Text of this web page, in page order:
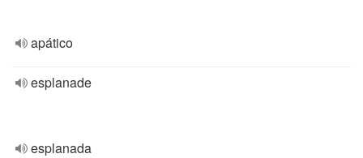
apático
esplanade
esplanada